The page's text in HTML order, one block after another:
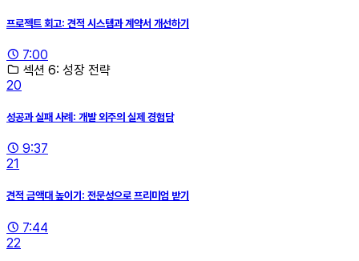
프로젝트 회고: 견적 시스템과 계약서 개선하기
7:00
섹션 6: 성장 전략
20
성공과 실패 사례: 개발 외주의 실제 경험담
9:37
21
견적 금액대 높이기: 전문성으로 프리미엄 받기
7:44
22